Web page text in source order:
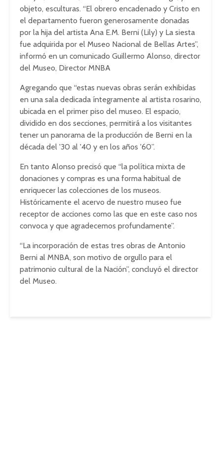
objeto, esculturas. “El obrero encadenado y Cristo en
el departamento fueron generosamente donadas
por la hija del artista Ana E.M. Berni (Lily) y La siesta
fue adquirida por el Museo Nacional de Bellas Artes”,
informó en un comunicado Guillermo Alonso, director
del Museo, Director MNBA
Agregando que “estas nuevas obras serán exhibidas
en una sala dedicada íntegramente al artista rosarino,
ubicada en el primer piso del museo. El espacio,
dividido en dos secciones, permitirá a los visitantes
tener un panorama de la producción de Berni en la
década del '30 al '40 y en los años '60”.
En tanto Alonso precisó que “la política mixta de
donaciones y compras es una forma habitual de
enriquecer las colecciones de los museos.
Históricamente el acervo de nuestro museo fue
receptor de acciones como las que en este caso nos
convoca y que agradecemos profundamente”.
“La incorporación de estas tres obras de Antonio
Berni al MNBA, son motivo de orgullo para el
patrimonio cultural de la Nación”, concluyó el director
del Museo.